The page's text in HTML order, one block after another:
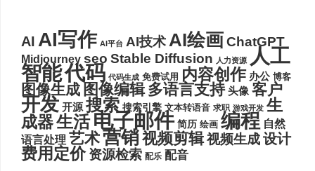
AI AI写作 AI平台 AI技术AI绘画ChatGPT
Midjourney seo Stable Diffusion 人力资源 人工
智能代码 代码生成 免费试用 内容创作 办公 博客
图像生成 图像编辑 多语言支持 头像 客户
开发 开源 搜索 搜索引擎 文本转语音 求职 游戏开发 生
成器生活电子邮件 简历 绘画 编程 自然
语言处理 艺术营销视频剪辑视频生成设计
费用定价 资源检索 配乐 配音